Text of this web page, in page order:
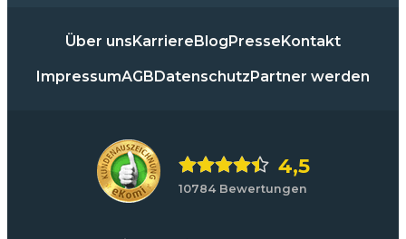
Über unsKarriereBlogPresseKontakt
ImpressumAGBDatenschutzPartner werden
4,5
10784 Bewertungen